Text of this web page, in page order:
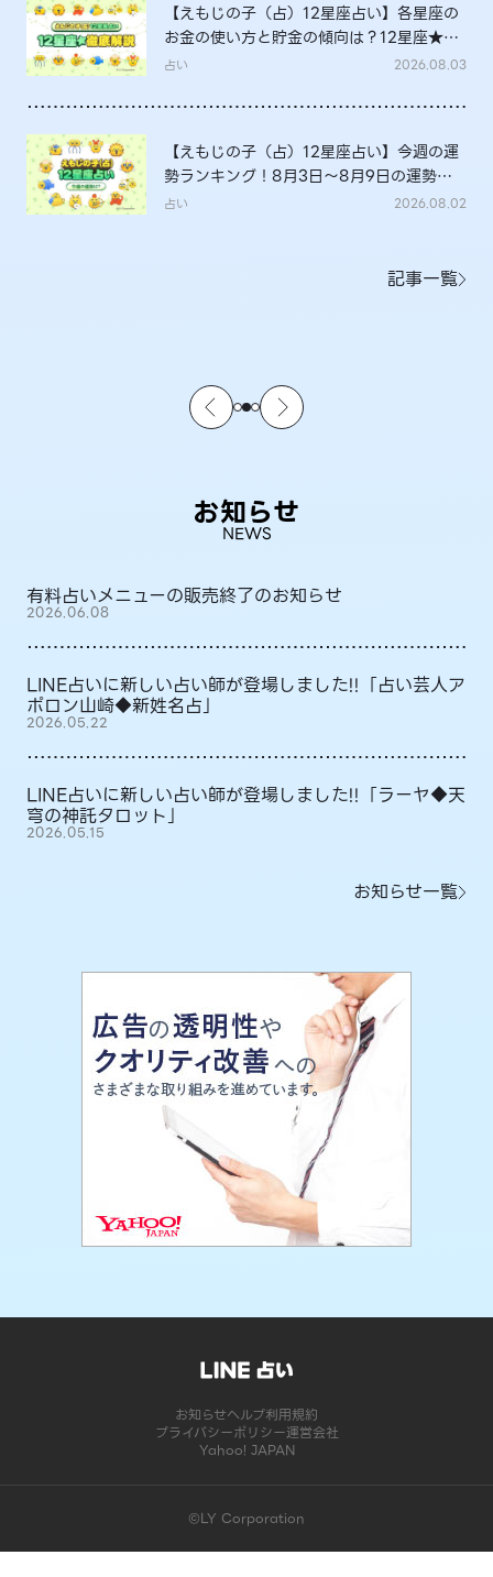
【えもじの子（占）12星座占い】各星座の
お金の使い方と貯金の傾向は？12星座★徹
底解説
占い 2026.08.03
【えもじの子（占）12星座占い】今週の運
勢ランキング！8月3日～8月9日の運勢
は？
占い 2026.08.02
記事一覧
お知らせ
NEWS
有料占いメニューの販売終了のお知らせ
2026.06.08
LINE占いに新しい占い師が登場しました!!「占い芸人ア
ポロン山崎◆新姓名占」
2026.05.22
LINE占いに新しい占い師が登場しました!!「ラーヤ◆天
穹の神託タロット」
2026.05.15
お知らせ一覧
お知らせヘルプ利用規約
プライバシーポリシー運営会社
Yahoo! JAPAN
©LY Corporation
このコンテンツは掲載が終了しました | LINE占い